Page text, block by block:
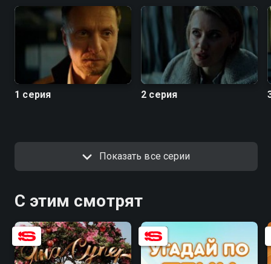
1 серия 2 серия
Показать все серии
С этим смотрят